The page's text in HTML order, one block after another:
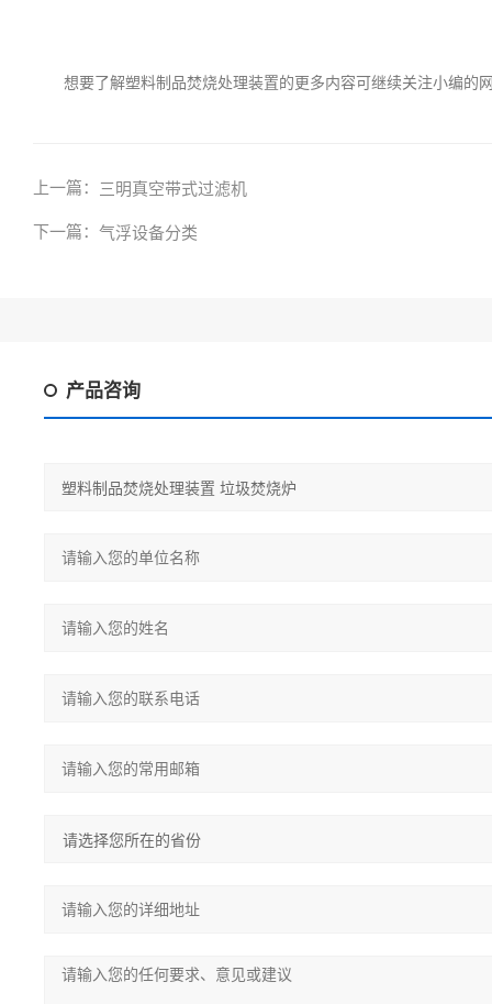
想要了解塑料制品焚烧处理装置的更多内容可继续关注小编的
上一篇： 三明真空带式过滤机
下一篇： 气浮设备分类
产品咨询